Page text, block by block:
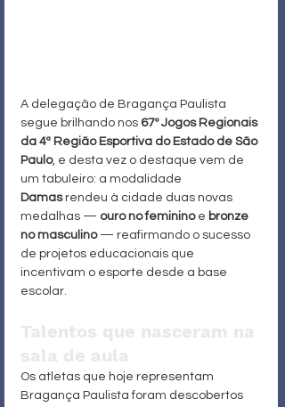
A delegação de Bragança Paulista
segue brilhando nos 67º Jogos Regionais
da 4ª Região Esportiva do Estado de São
Paulo, e desta vez o destaque vem de
um tabuleiro: a modalidade
Damas rendeu à cidade duas novas
medalhas — ouro no feminino e bronze
no masculino — reafirmando o sucesso
de projetos educacionais que
incentivam o esporte desde a base
escolar.
Os atletas que hoje representam
Bragança Paulista foram descobertos